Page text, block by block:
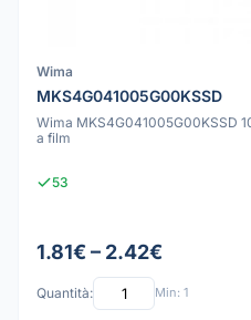
Wima
MKS4G041005G00KSSD
Wima MKS4G041005G00KSSD
a film
53
1.81€ – 2.42€
Quantità: Min: 1